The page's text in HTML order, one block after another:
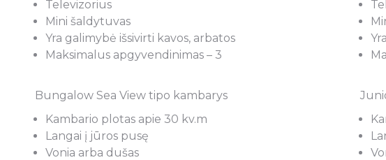
Televizorius
Mini šaldytuvas
Yra galimybė išsivirti kavos, arbatos
Maksimalus apgyvendinimas – 3
Bungalow Sea View tipo kambarys
Kambario plotas apie 30 kv.m
Langai į jūros pusę
Vonia arba dušas